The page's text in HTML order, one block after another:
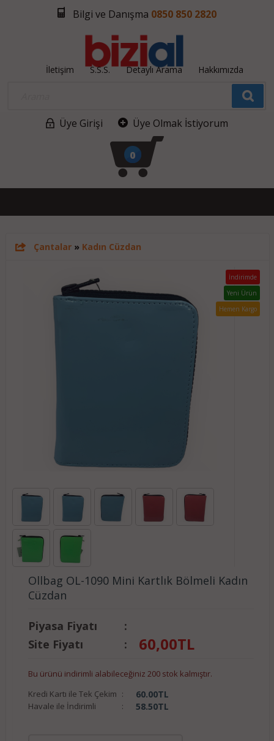
Bilgi ve Danışma 0850 850 2820
İletişim S.S.S. Detaylı Arama Hakkımızda
Üye Girişi Üye Olmak İstiyorum
0
Çantalar» Kadın Cüzdan
İndirimde
Yeni Ürün
Hemen Kargo
Ollbag OL-1090 Mini Kartlık Bölmeli Kadın
Cüzdan
Piyasa Fiyatı
:
Site Fiyatı
: 60,00TL
Bu ürünü indirimli alabileceğiniz 200 stok kalmıştır.
Kredi Kartı ile Tek Çekim : 60.00TL
Havale ile İndirimli : 58.50TL